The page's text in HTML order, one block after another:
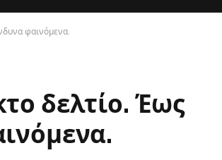
φαινόμενα.
δελτίο. Έως